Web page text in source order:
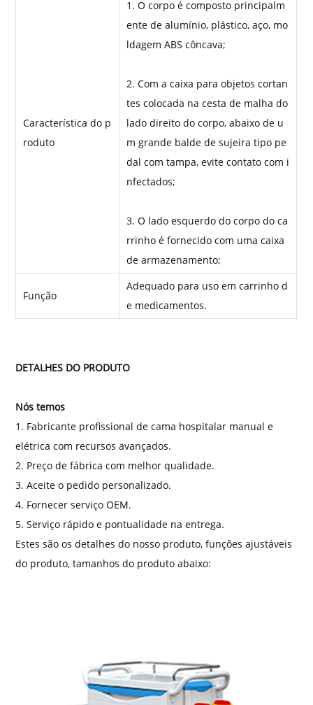
Característica do p
roduto
1. O corpo é composto principalm
ente de alumínio, plástico, aço, mo
ldagem ABS côncava;
2. Com a caixa para objetos cortan
tes colocada na cesta de malha do
lado direito do corpo, abaixo de u
m grande balde de sujeira tipo pe
dal com tampa, evite contato com i
nfectados;
3. O lado esquerdo do corpo do ca
rrinho é fornecido com uma caixa
de armazenamento;
Função
Adequado para uso em carrinho d
e medicamentos.
DETALHES DO PRODUTO
Nós temos
1. Fabricante profissional de cama hospitalar manual e
elétrica com recursos avançados.
2. Preço de fábrica com melhor qualidade.
3. Aceite o pedido personalizado.
4. Fornecer serviço OEM.
5. Serviço rápido e pontualidade na entrega.
Estes são os detalhes do nosso produto, funções ajustáveis ​​
do produto, tamanhos do produto abaixo: